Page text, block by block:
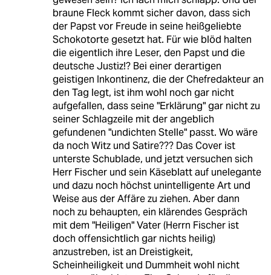
braune Fleck kommt sicher davon, dass sich
der Papst vor Freude in seine heißgeliebte
Schokotorte gesetzt hat. Für wie blöd halten
die eigentlich ihre Leser, den Papst und die
deutsche Justiz!? Bei einer derartigen
geistigen Inkontinenz, die der Chefredakteur an
den Tag legt, ist ihm wohl noch gar nicht
aufgefallen, dass seine "Erklärung" gar nicht zu
seiner Schlagzeile mit der angeblich
gefundenen "undichten Stelle" passt. Wo wäre
da noch Witz und Satire??? Das Cover ist
unterste Schublade, und jetzt versuchen sich
Herr Fischer und sein Käseblatt auf unelegante
und dazu noch höchst unintelligente Art und
Weise aus der Affäre zu ziehen. Aber dann
noch zu behaupten, ein klärendes Gespräch
mit dem "Heiligen" Vater (Herrn Fischer ist
doch offensichtlich gar nichts heilig)
anzustreben, ist an Dreistigkeit,
Scheinheiligkeit und Dummheit wohl nicht